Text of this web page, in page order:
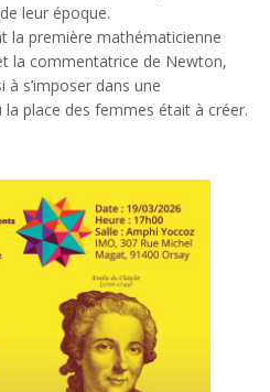
leur époque.
la première mathématicienne
la commentatrice de Newton,
s’imposer dans une
place des femmes était à créer.